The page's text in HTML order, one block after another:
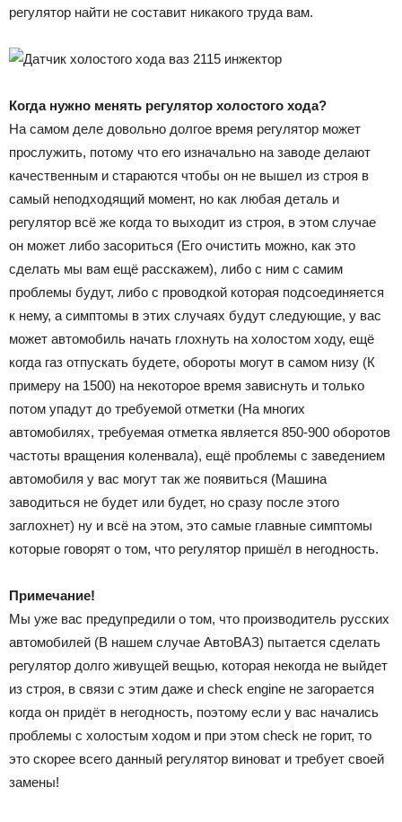
регулятор найти не составит никакого труда вам.
Когда нужно менять регулятор холостого хода?
На самом деле довольно долгое время регулятор может
прослужить, потому что его изначально на заводе делают
качественным и стараются чтобы он не вышел из строя в
самый неподходящий момент, но как любая деталь и
регулятор всё же когда то выходит из строя, в этом случае
он может либо засориться (Его очистить можно, как это
сделать мы вам ещё расскажем), либо с ним с самим
проблемы будут, либо с проводкой которая подсоединяется
к нему, а симптомы в этих случаях будут следующие, у вас
может автомобиль начать глохнуть на холостом ходу, ещё
когда газ отпускать будете, обороты могут в самом низу (К
примеру на 1500) на некоторое время зависнуть и только
потом упадут до требуемой отметки (На многих
автомобилях, требуемая отметка является 850-900 оборотов
частоты вращения коленвала), ещё проблемы с заведением
автомобиля у вас могут так же появиться (Машина
заводиться не будет или будет, но сразу после этого
заглохнет) ну и всё на этом, это самые главные симптомы
которые говорят о том, что регулятор пришёл в негодность.
Примечание!
Мы уже вас предупредили о том, что производитель русских
автомобилей (В нашем случае АвтоВАЗ) пытается сделать
регулятор долго живущей вещью, которая некогда не выйдет
из строя, в связи с этим даже и check engine не загорается
когда он придёт в негодность, поэтому если у вас начались
проблемы с холостым ходом и при этом check не горит, то
это скорее всего данный регулятор виноват и требует своей
замены!